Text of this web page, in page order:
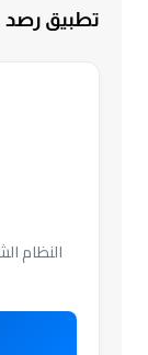
تطبيق رصد
النظام